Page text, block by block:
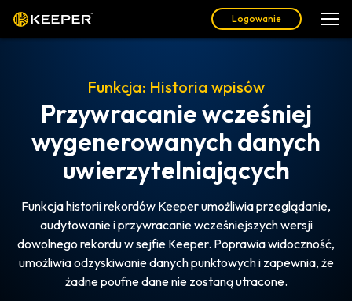
Logowanie
Funkcja: Historia wpisów
Przywracanie wcześniej
wygenerowanych danych
uwierzytelniających
Funkcja historii rekordów Keeper umożliwia przeglądanie,
audytowanie i przywracanie wcześniejszych wersji
dowolnego rekordu w sejfie Keeper. Poprawia widoczność,
umożliwia odzyskiwanie danych punktowych i zapewnia, że
żadne poufne dane nie zostaną utracone.